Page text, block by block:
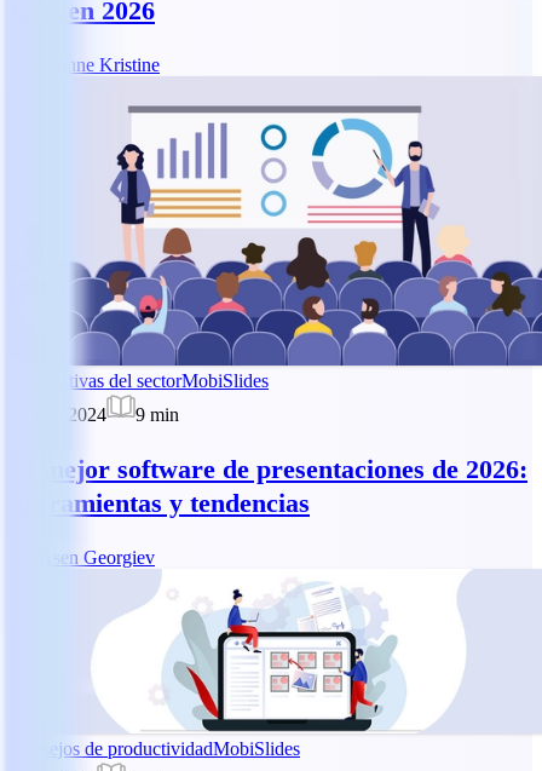
Mac en 2026
Dianne Kristine
Perspectivas del sectorMobiSlides
28 mar 2024
9 min
El mejor software de presentaciones de 2026:
herramientas y tendencias
Asen Georgiev
Consejos de productividadMobiSlides